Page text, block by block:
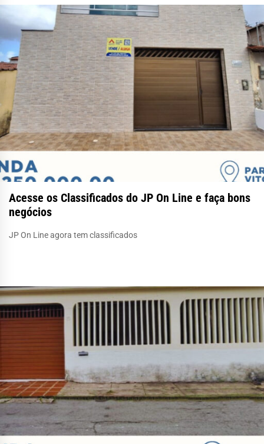
Acesse os Classificados do JP On Line e faça bons
negócios
JP On Line agora tem classificados